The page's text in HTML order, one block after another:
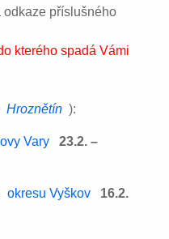
odkaze příslušného
kterého spadá Vámi
Hroznětín ):
Vary
23.2. –
okresu Vyškov
16.2.